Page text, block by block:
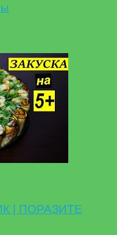
| ПОРАЗИТЕ